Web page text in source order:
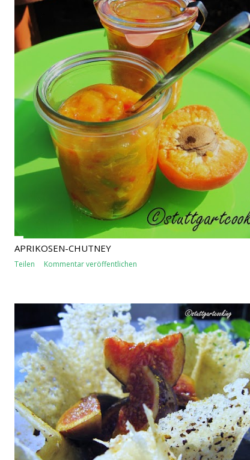
APRIKOSEN-CHUTNEY
Teilen Kommentar veröffentlichen